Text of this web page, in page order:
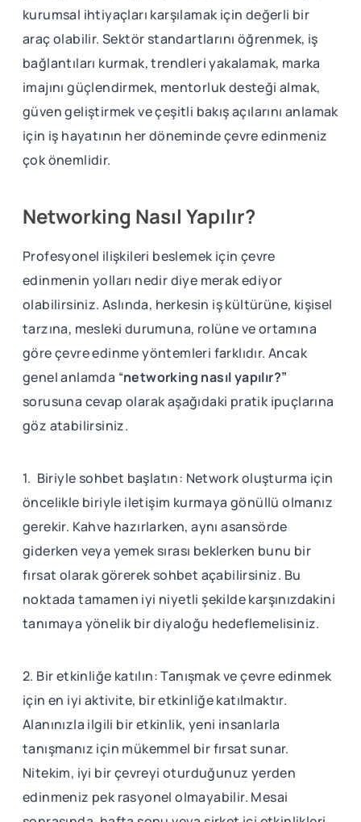
kurumsal ihtiyaçları karşılamak için değerli bir
araç olabilir. Sektör standartlarını öğrenmek, iş
bağlantıları kurmak, trendleri yakalamak, marka
imajını güçlendirmek, mentorluk desteği almak,
güven geliştirmek ve çeşitli bakış açılarını anlamak
için iş hayatının her döneminde çevre edinmeniz
çok önemlidir.
Networking Nasıl Yapılır?
Profesyonel ilişkileri beslemek için çevre
edinmenin yolları nedir diye merak ediyor
olabilirsiniz. Aslında, herkesin iş kültürüne, kişisel
tarzına, mesleki durumuna, rolüne ve ortamına
göre çevre edinme yöntemleri farklıdır. Ancak
genel anlamda “networking nasıl yapılır?”
sorusuna cevap olarak aşağıdaki pratik ipuçlarına
göz atabilirsiniz.
1. Biriyle sohbet başlatın: Network oluşturma için
öncelikle biriyle iletişim kurmaya gönüllü olmanız
gerekir. Kahve hazırlarken, aynı asansörde
giderken veya yemek sırası beklerken bunu bir
fırsat olarak görerek sohbet açabilirsiniz. Bu
noktada tamamen iyi niyetli şekilde karşınızdakini
tanımaya yönelik bir diyaloğu hedeflemelisiniz.
2. Bir etkinliğe katılın: Tanışmak ve çevre edinmek
için en iyi aktivite, bir etkinliğe katılmaktır.
Alanınızla ilgili bir etkinlik, yeni insanlarla
tanışmanız için mükemmel bir fırsat sunar.
Nitekim, iyi bir çevreyi oturduğunuz yerden
edinmeniz pek rasyonel olmayabilir. Mesai